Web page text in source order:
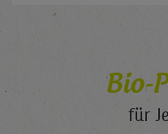
Bio-
für